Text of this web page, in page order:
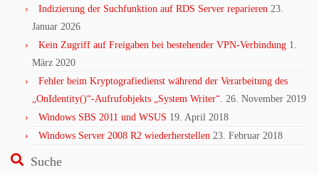
Indizierung der Suchfunktion auf RDS Server reparieren 23.
Januar 2026
Kein Zugriff auf Freigaben bei bestehender VPN-Verbindung 1.
März 2020
Fehler beim Kryptografiedienst während der Verarbeitung des
„OnIdentity()“-Aufrufobjekts „System Writer“. 26. November 2019
Windows SBS 2011 und WSUS 19. April 2018
Windows Server 2008 R2 wiederherstellen 23. Februar 2018
Suche